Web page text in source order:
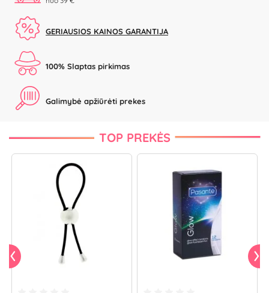
GERIAUSIOS KAINOS GARANTIJA
100% Slaptas pirkimas
Galimybė apžiūrėti prekes
TOP PREKĖS